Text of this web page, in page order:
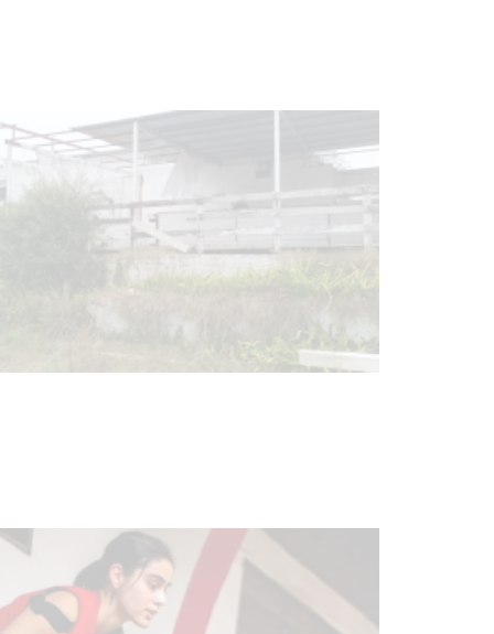
Turismo accesible para personas
Actualización sobre la agenda de
vacunación contra el
meningococo